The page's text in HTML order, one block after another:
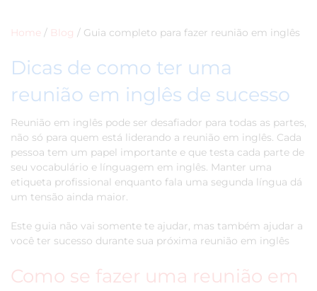
Home / Blog / Guia completo para fazer reunião em inglês
Dicas de como ter uma
reunião em inglês de sucesso
Reunião em inglês pode ser desafiador para todas as partes,
não só para quem está liderando a reunião em inglês. Cada
pessoa tem um papel importante e que testa cada parte de
seu vocabulário e línguagem em inglês. Manter uma
etiqueta profissional enquanto fala uma segunda língua dá
um tensão ainda maior.
Este guia não vai somente te ajudar, mas também ajudar a
você ter sucesso durante sua próxima reunião em inglês
Como se fazer uma reunião em